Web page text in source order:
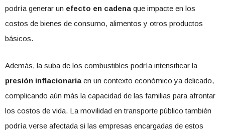
podría generar un efecto en cadena que impacte en los
costos de bienes de consumo, alimentos y otros productos
básicos.
Además, la suba de los combustibles podría intensificar la
presión inflacionaria en un contexto económico ya delicado,
complicando aún más la capacidad de las familias para afrontar
los costos de vida. La movilidad en transporte público también
podría verse afectada si las empresas encargadas de estos